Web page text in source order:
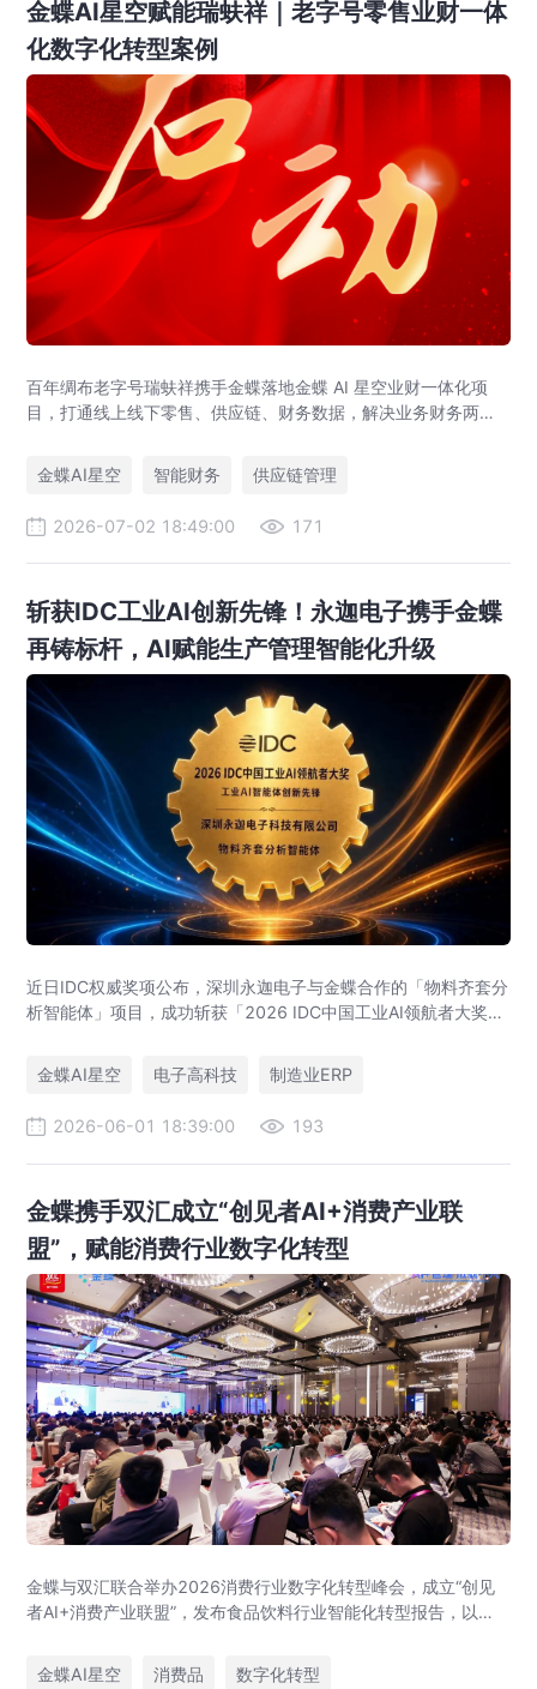
金蝶AI星空赋能瑞蚨祥｜老字号零售业财一体
化数字化转型案例
百年绸布老字号瑞蚨祥携手金蝶落地金蝶 AI 星空业财一体化项
目，打通线上线下零售、供应链、财务数据，解决业务财务两张
金蝶AI星空
智能财务 供应链管理
2026-07-02 18:49:00 171
斩获IDC工业AI创新先锋！永迦电子携手金蝶
再铸标杆，AI赋能生产管理智能化升级
近日IDC权威奖项公布，深圳永迦电子与金蝶合作的「物料齐套分
析智能体」项目，成功斩获「2026 IDC中国工业AI领航者大奖
金蝶AI星空
电子高科技 制造业ERP
2026-06-01 18:39:00 193
金蝶携手双汇成立“创见者AI+消费产业联
盟”，赋能消费行业数字化转型
金蝶与双汇联合举办2026消费行业数字化转型峰会，成立“创见
者AI+消费产业联盟”，发布食品饮料行业智能化转型报告，以
金蝶AI星空
消费品 数字化转型